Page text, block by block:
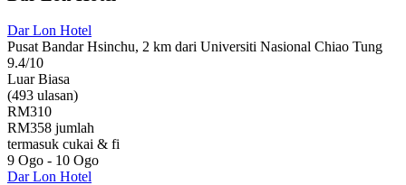
Dar Lon Hotel
Pusat Bandar Hsinchu, 2 km dari Universiti Nasional Chiao Tung
9.4/10
Luar Biasa
(493 ulasan)
RM310
RM358 jumlah
termasuk cukai & fi
9 Ogo - 10 Ogo
Dar Lon Hotel